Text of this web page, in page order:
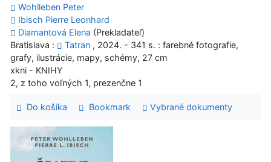
Wohlleben Peter
Ibisch Pierre Leonhard
Diamantová Elena (Prekladateľ)
Bratislava :
Tatran , 2024. - 341 s. : farebné fotografie,
grafy, ilustrácie, mapy, schémy, 27 cm
xkni - KNIHY
2, z toho voľných 1, prezenčne 1
Do košíka Bookmark Vybrané dokumenty